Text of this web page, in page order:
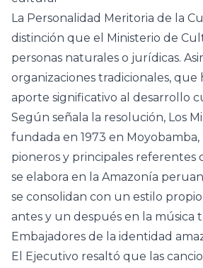
La Personalidad Meritoria de la
distinción que el Ministerio de
personas naturales o jurídicas.
organizaciones tradicionales, que
aporte significativo al desarrollo
Según señala la resolución, Los
fundada en 1973 en Moyobamba,
pioneros y principales referentes
se elabora en la Amazonía
se consolidan con un estilo
antes y un después en la música
Embajadores de la identidad
El Ejecutivo resaltó que las